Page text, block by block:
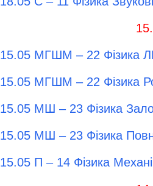
15.05 МГШМ – 22 Фізика
15.05 МГШМ – 22 Фізика
15.05 МШ – 23 Фізика
15.05 МШ – 23 Фізика
15.05 П – 14 Фізика